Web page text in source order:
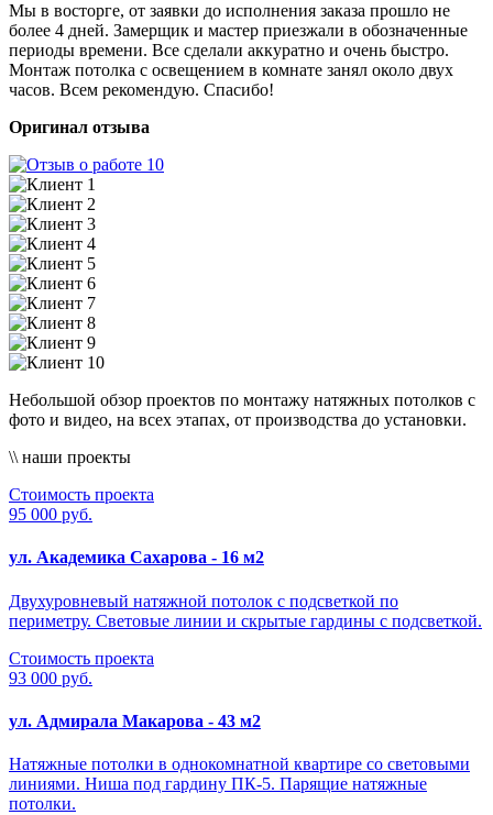
Мы в восторге, от заявки до исполнения заказа прошло не
более 4 дней. Замерщик и мастер приезжали в обозначенные
периоды времени. Все сделали аккуратно и очень быстро.
Монтаж потолка с освещением в комнате занял около двух
часов. Всем рекомендую. Спасибо!
Оригинал отзыва
Небольшой обзор проектов по монтажу натяжных потолков с
фото и видео, на всех этапах, от производства до установки.
\\ наши проекты
Стоимость проекта
95 000 руб.
ул. Академика Сахарова - 16 м2
Двухуровневый натяжной потолок с подсветкой по
периметру. Световые линии и скрытые гардины с подсветкой.
Стоимость проекта
93 000 руб.
ул. Адмирала Макарова - 43 м2
Натяжные потолки в однокомнатной квартире со световыми
линиями. Ниша под гардину ПК-5. Парящие натяжные
потолки.